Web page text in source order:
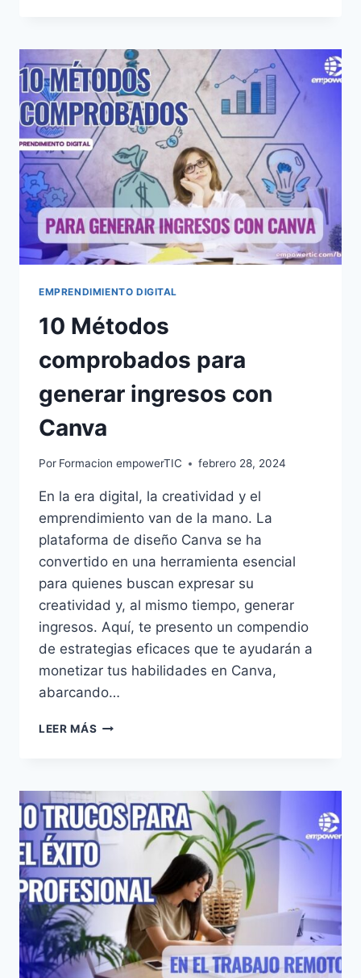
EMPRENDIMIENTO DIGITAL
10 Métodos
comprobados para
generar ingresos con
Canva
Por Formacion empowerTIC febrero 28, 2024
En la era digital, la creatividad y el
emprendimiento van de la mano. La
plataforma de diseño Canva se ha
convertido en una herramienta esencial
para quienes buscan expresar su
creatividad y, al mismo tiempo, generar
ingresos. Aquí, te presento un compendio
de estrategias eficaces que te ayudarán a
monetizar tus habilidades en Canva,
abarcando…
LEER MÁS